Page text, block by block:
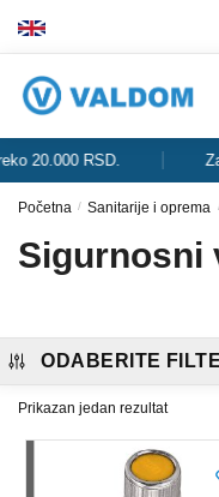
20.000 RSD. Za
Početna / Sanitarije i oprema
Sigurnosni
ODABERITE
Prikazan jedan rezultat